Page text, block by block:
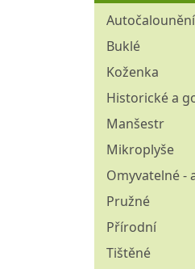
Autočalounění
Buklé
Koženka
Historické a
Manšestr
Mikroplyše
Omyvatelné -
Pružné
Přírodní
Tištěné